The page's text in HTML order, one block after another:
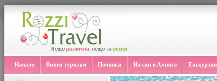
Начало Винен туризъм Почивки На ски в Алпите Екскурзии